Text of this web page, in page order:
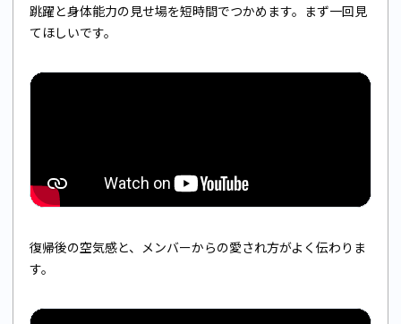
跳躍と身体能力の見せ場を短時間でつかめます。まず一回見
てほしいです。
復帰後の空気感と、メンバーからの愛され方がよく伝わりま
す。